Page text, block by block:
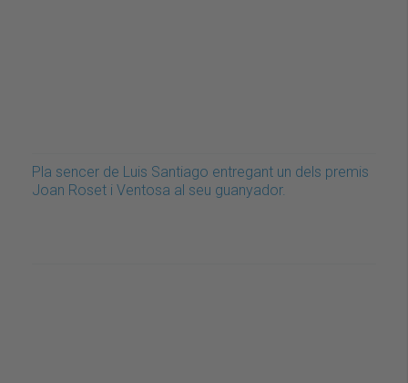
Pla sencer de Luis Santiago entregant un dels premis
Joan Roset i Ventosa al seu guanyador.